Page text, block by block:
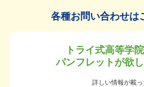
各種お問い合わせは
トライ式高等学
パンフレットが欲
詳しい情報が載